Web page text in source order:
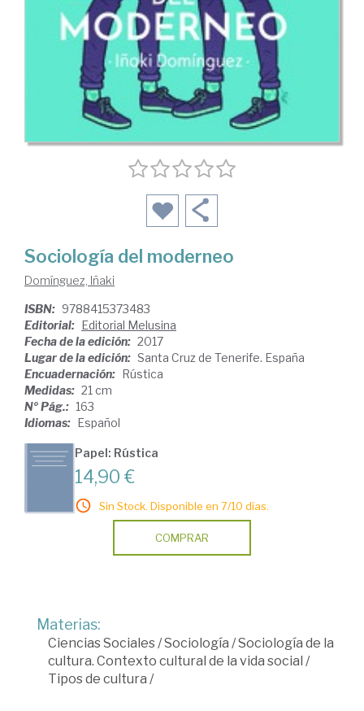
Sociología del moderneo
Domínguez, Iñaki
ISBN: 9788415373483
Editorial: Editorial Melusina
Fecha de la edición: 2017
Lugar de la edición: Santa Cruz de Tenerife. España
Encuadernación: Rústica
Medidas: 21 cm
Nº Pág.: 163
Idiomas: Español
Papel: Rústica
14,90 €
Sin Stock. Disponible en 7/10 días.
COMPRAR
Materias:
Ciencias Sociales/Sociología /Sociología de la
cultura. Contexto cultural de la vida social /
Tipos de cultura /